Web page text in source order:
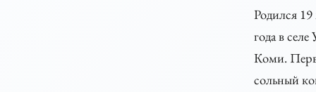
Родился
года в селе
Коми.
сольный